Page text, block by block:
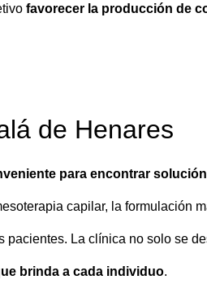
favorecer la producción de
de Henares
para encontrar
capilar, la formulación
La clínica no solo se
brinda a cada individuo.